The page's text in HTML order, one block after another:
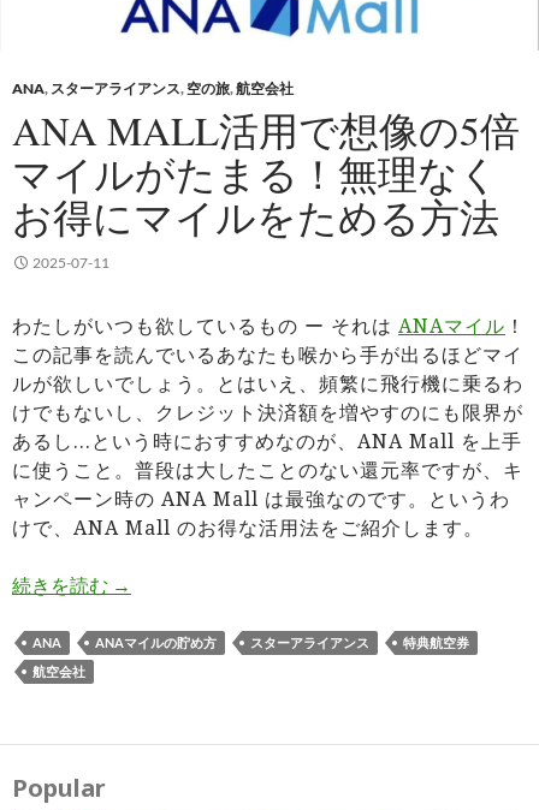
ANA, スターアライアンス, 空の旅,航空会社
ANA MALL活用で想像の5倍
マイルがたまる！無理なく
お得にマイルをためる方法
2025-07-11
わたしがいつも欲しているもの ー それは ANAマイル ！
この記事を読んでいるあなたも喉から手が出るほどマイ
ルが欲しいでしょう。とはいえ、頻繁に飛行機に乗るわ
けでもないし、クレジット決済額を増やすのにも限界が
あるし…という時におすすめなのが、ANA Mall を上手
に使うこと。普段は大したことのない還元率ですが、キ
ャンペーン時の ANA Mall は最強なのです。というわ
けで、ANA Mall のお得な活用法をご紹介します。
続きを読む ANA Mall活用で想像の5倍マイルがたまる！無
→
ANA ANAマイルの貯め方 スターアライアンス
特典航空券
航空会社
Popular